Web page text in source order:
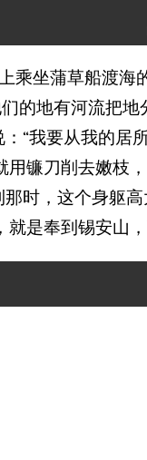
乘坐蒲草船渡
的地有河流把地
“我要从我的居
镰刀削去嫩枝，
那时，这个身躯
是奉到锡安山